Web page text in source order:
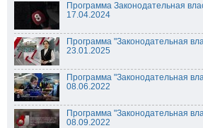
Программа Законодательная
17.04.2024
Программа "Законодательная
23.01.2025
Программа "Законодательная
08.06.2022
Программа "Законодательная
08.09.2022